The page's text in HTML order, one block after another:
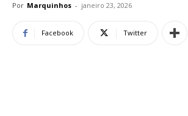
Por Marquinhos - janeiro 23, 2026
Facebook Twitter